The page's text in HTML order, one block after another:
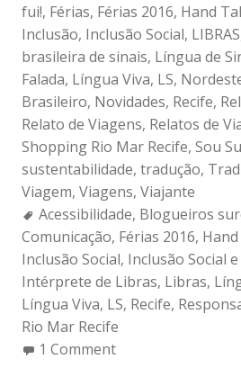
fui!, Férias, Férias 2016, Hand
Inclusão, Inclusão Social, LIBRAS
brasileira de sinais, Língua de
Falada, Língua Viva, LS,
Brasileiro, Novidades, Recife,
Relato de Viagens, Relatos de
Shopping Rio Mar Recife, Sou
sustentabilidade, tradução,
Viagem, Viagens, Viajante
Tags:
Acessibilidade, Blogueiros
Comunicação, Férias 2016,
Inclusão Social, Inclusão Social
Intérprete de Libras, Libras,
Língua Viva, LS, Recife,
Rio Mar Recife
1 Comment